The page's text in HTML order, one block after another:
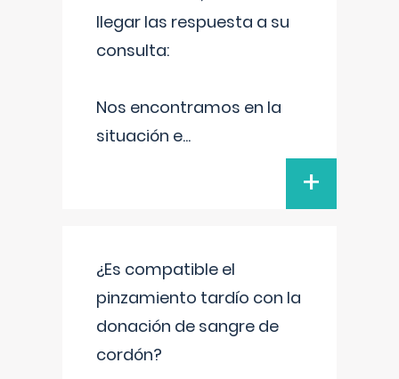
llegar las respuesta a su
consulta:
Nos encontramos en la
situación e...
+
¿Es compatible el
pinzamiento tardío con la
donación de sangre de
cordón?